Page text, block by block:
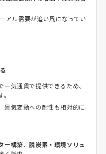
アル需要が追い風になってい
気通貫で提供できるため、
景気変動への耐性も相対的に
ー構築、脱炭素・環境ソリュ